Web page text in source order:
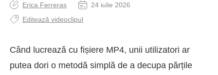
Erica Ferreras
24 iulie 2026
Editează videoclipul
Când lucrează cu fișiere MP4, unii utilizatori ar
putea dori o metodă simplă de a decupa părțile